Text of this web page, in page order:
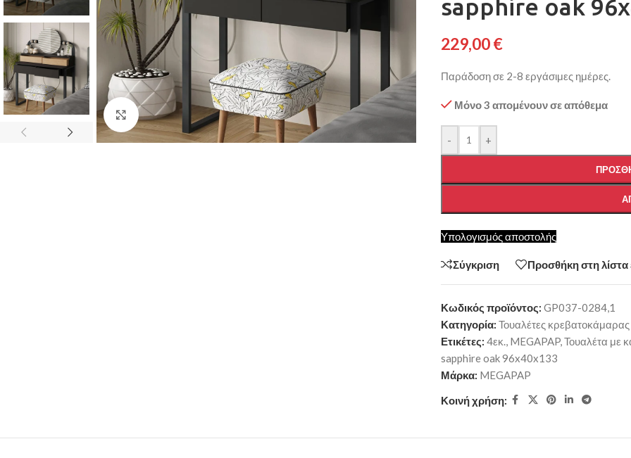
Κάντε κλικ για μεγέθυνση
sapphire oak
229,00€
Παράδοση σε 2-8 εργάσιμες ημέρες.
Μόνο 3 απομένουν σε απόθεμα
- +
Υπολογισμός αποστολής
Σύγκριση Προσθήκη στη λίστα
Κωδικός προϊόντος: GP037-0284,1
Κατηγορία: Τουαλέτες κρεβατοκάμαρας
Ετικέτες: 4εκ., MEGAPAP,Τουαλέτα με
sapphire oak 96x40x133
Μάρκα: MEGAPAP
Κοινή χρήση: